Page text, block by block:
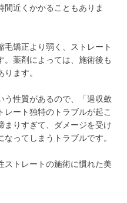
間近くかかることもありま
毛矯正より弱く、ストレート
。薬剤によっては、施術後も
ます。
う性質があるので、「過収斂
レート独特のトラブルが起こ
まりすぎて、ダメージを受け
ってしまうトラブルです。
ストレートの施術に慣れた美